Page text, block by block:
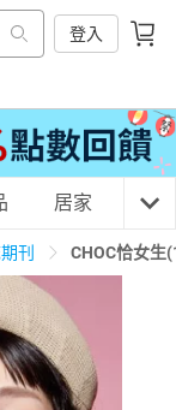
登入
民生用品
居家 3C
刊 CHOC恰女生